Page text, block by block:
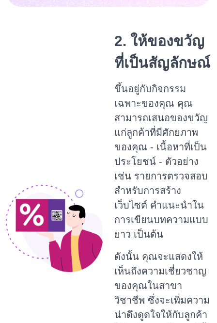
2. ให้ของขวัญ
ที่เป็นสัญลักษณ์
ขึ้นอยู่กับกิจกรรม
เฉพาะของคุณ คุณ
สามารถเสนอของขวัญ
แก่ลูกค้าที่มีศักยภาพ
ของคุณ - เนื้อหาที่เป็น
ประโยชน์ - ตัวอย่าง
เช่น รายการตรวจสอบ
สำหรับการสร้าง
เว็บไซต์ คำแนะนำใน
การเขียนบทความแบบ
ยาว เป็นต้น
ดังนั้น คุณจะแสดงให้
เห็นถึงความเชี่ยวชาญ
ของคุณในสาขา
วิชาชีพ ซึ่งจะเพิ่มความ
น่าดึงดูดใจให้กับลูกค้า